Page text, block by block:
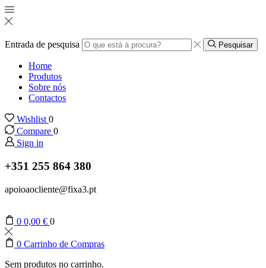
Entrada de pesquisa Pesquisar
Home
Produtos
Sobre nós
Contactos
Wishlist 0
Compare 0
Sign in
+351 255 864 380
apoioaocliente@fixa3.pt
0 0,00 € 0
0 Carrinho de Compras
Sem produtos no carrinho.